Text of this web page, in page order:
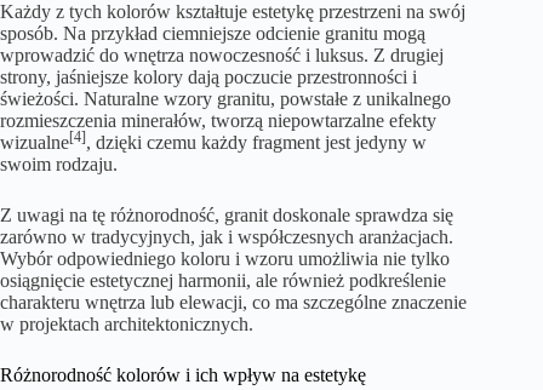
Każdy z tych kolorów kształtuje estetykę przestrzeni na swój
sposób. Na przykład ciemniejsze odcienie granitu mogą
wprowadzić do wnętrza nowoczesność i luksus. Z drugiej
strony, jaśniejsze kolory dają poczucie przestronności i
świeżości. Naturalne wzory granitu, powstałe z unikalnego
rozmieszczenia minerałów, tworzą niepowtarzalne efekty
wizualne[4], dzięki czemu każdy fragment jest jedyny w
swoim rodzaju.
Z uwagi na tę różnorodność, granit doskonale sprawdza się
zarówno w tradycyjnych, jak i współczesnych aranżacjach.
Wybór odpowiedniego koloru i wzoru umożliwia nie tylko
osiągnięcie estetycznej harmonii, ale również podkreślenie
charakteru wnętrza lub elewacji, co ma szczególne znaczenie
w projektach architektonicznych.
Różnorodność kolorów i ich wpływ na estetykę